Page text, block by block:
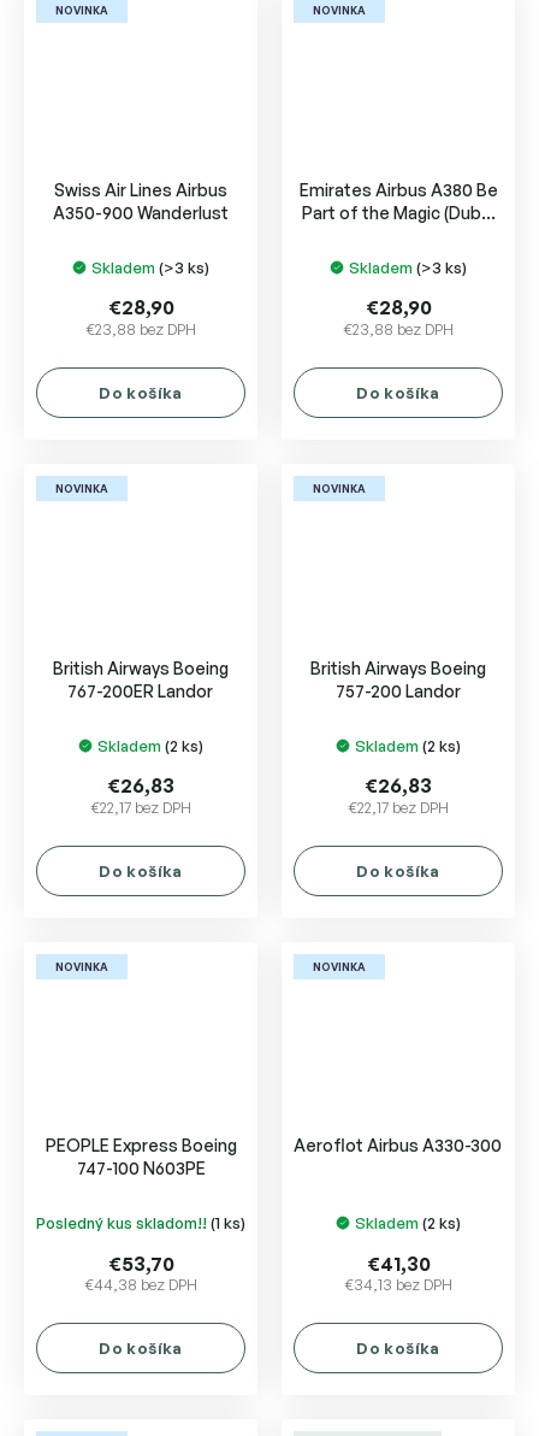
NOVINKA
Swiss Air Lines Airbus
A350-900 Wanderlust
Skladem (>3 ks)
€23,88 bez DPH
€28,90
Do košíka
NOVINKA
Emirates Airbus A380 Be
Part of the Magic (Dubai
Skladem (>3 ks)
€23,88 bez DPH
€28,90
Do košíka
NOVINKA
British Airways Boeing
767-200ER Landor
Skladem (2 ks)
€22,17 bez DPH
€26,83
Do košíka
NOVINKA
British Airways Boeing
757-200 Landor
Skladem (2 ks)
€22,17 bez DPH
€26,83
Do košíka
NOVINKA
PEOPLE Express Boeing
747-100 N603PE
Posledný kus skladom!! (1 ks)
€44,38 bez DPH
€53,70
Do košíka
NOVINKA
Aeroflot Airbus A330-300
Skladem (2 ks)
€34,13 bez DPH
€41,30
Do košíka